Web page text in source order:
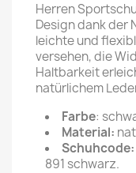
Herren
Design dank der
leichte und
versehen, die
Haltbarkeit
natürlichem
Farbe:
Material:
Schuhcode:
891 schwarz.